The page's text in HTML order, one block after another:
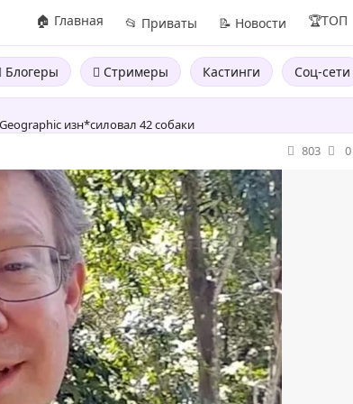
🏠 Главная 📂 Приваты 📝 Новости 🏆ТОП
Блогеры Стримеры Кастинги Соц-сети
изн*силовал 42 собаки
803 0